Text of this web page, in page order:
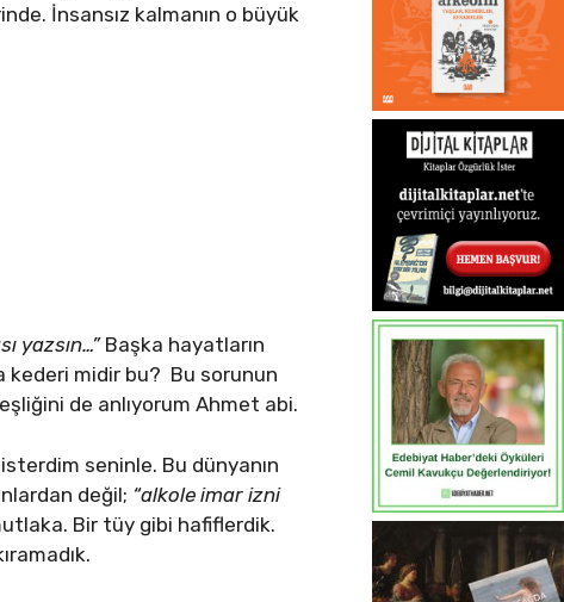
İnsansız kalmanın o büyük
yazsın…”Başka hayatların
kederi midir bu? Bu sorunun
de anlıyorum Ahmet abi.
seninle. Bu dünyanın
değil; “alkole imar izni
Bir tüy gibi hafiflerdik.